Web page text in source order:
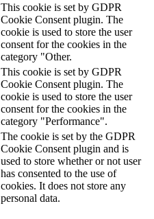
This cookie is set by GDPR
Cookie Consent plugin. The
cookie is used to store the user
consent for the cookies in the
category "Other.
This cookie is set by GDPR
Cookie Consent plugin. The
cookie is used to store the user
consent for the cookies in the
category "Performance".
The cookie is set by the GDPR
Cookie Consent plugin and is
used to store whether or not user
has consented to the use of
cookies. It does not store any
personal data.